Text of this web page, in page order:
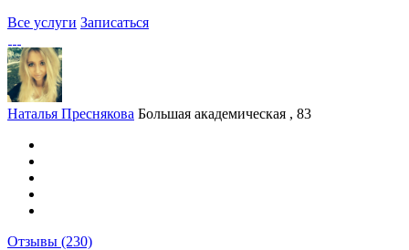
Все услуги Записаться
Наталья Преснякова Большая академическая , 83
Отзывы (230)